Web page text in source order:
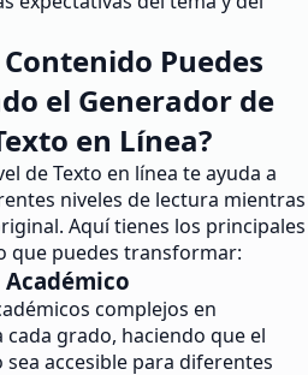
Puedes
el Generador de
en Línea?
de Texto en línea te ayuda a
niveles de lectura mientras
Aquí tienes los principales
que puedes transformar:
complejos en
grado, haciendo que el
accesible para diferentes